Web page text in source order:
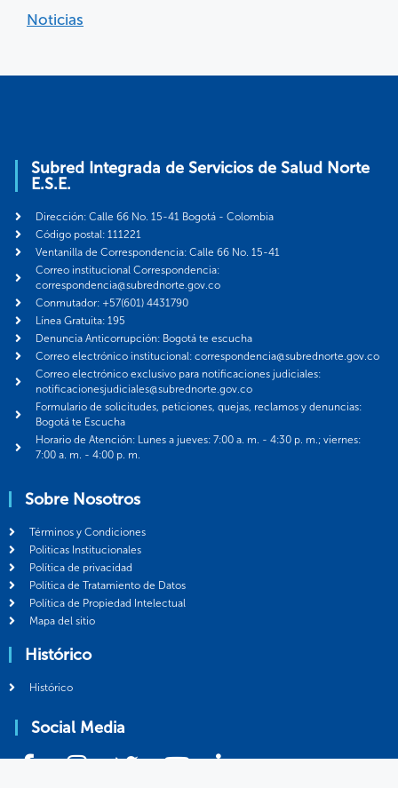
Noticias
Subred Integrada de Servicios de Salud Norte
E.S.E.
Dirección: Calle 66 No. 15-41 Bogotá - Colombia
Código postal: 111221
Ventanilla de Correspondencia: Calle 66 No. 15-41
Correo institucional Correspondencia:
correspondencia@subrednorte.gov.co
Conmutador: +57(601) 4431790
Línea Gratuita: 195
Denuncia Anticorrupción: Bogotá te escucha
Correo electrónico institucional: correspondencia@subrednorte.gov.co
Correo electrónico exclusivo para notificaciones judiciales:
notificacionesjudiciales@subrednorte.gov.co
Formulario de solicitudes, peticiones, quejas, reclamos y denuncias:
Bogotá te Escucha
Horario de Atención: Lunes a jueves: 7:00 a. m. - 4:30 p. m.; viernes:
7:00 a. m. - 4:00 p. m.
Sobre Nosotros
Términos y Condiciones
Politicas Institucionales
Política de privacidad
Política de Tratamiento de Datos
Política de Propiedad Intelectual
Mapa del sitio
Histórico
Histórico
Social Media